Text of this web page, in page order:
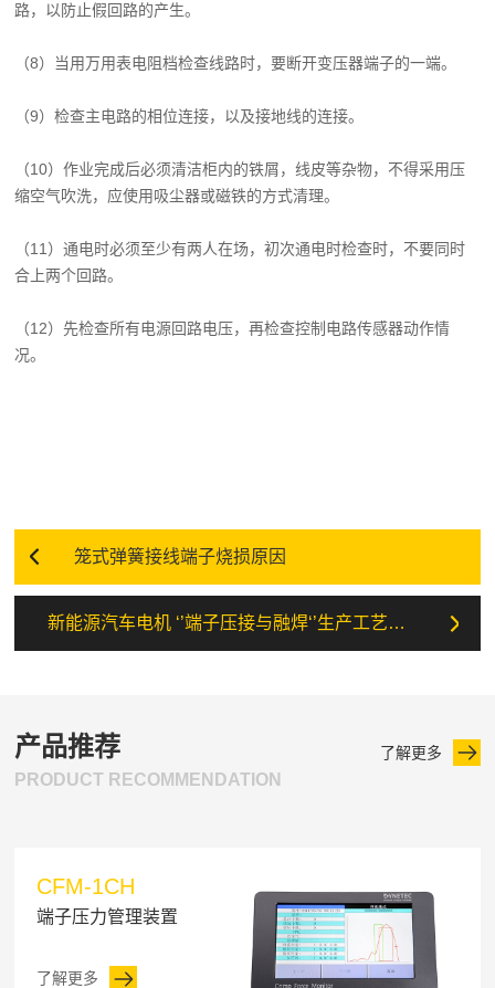
路，以防止假回路的产生。
（8）当用万用表电阻档检查线路时，要断开变压器端子的一端。
（9）检查主电路的相位连接，以及接地线的连接。
（10）作业完成后必须清洁柜内的铁屑，线皮等杂物，不得采用压
缩空气吹洗，应使用吸尘器或磁铁的方式清理。
（11）通电时必须至少有两人在场，初次通电时检查时，不要同时
合上两个回路。
（12）先检查所有电源回路电压，再检查控制电路传感器动作情
况。
笼式弹簧接线端子烧损原因
新能源汽车电机 ‘’端子压接与融焊‘’生产工艺及性能介绍
产品推荐
PRODUCT RECOMMENDATION
了解更多
CFM-1CH
端子压力管理装置
了解更多